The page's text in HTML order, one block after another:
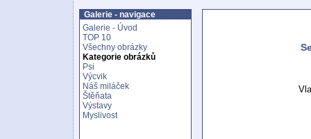
Galerie - navigace
Galerie - Úvod
TOP 10
Všechny obrázky
Kategorie obrázků
Psi
Výcvik
Náš miláček
Štěňata
Výstavy
Myslivost